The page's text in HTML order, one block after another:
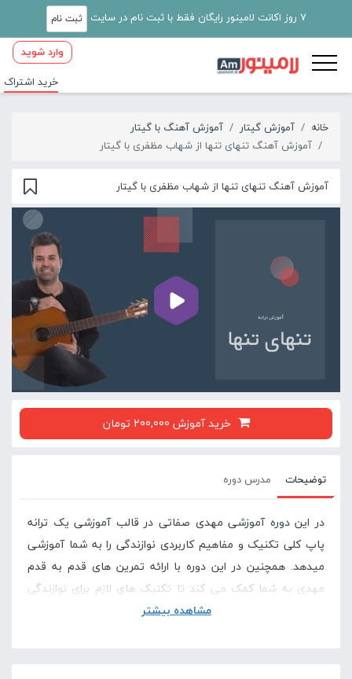
7 روز اکانت لامینور رایگان فقط با ثبت نام در سایت ثبت نام
وارد شوید
خرید اشتراک
خانه آموزش گیتار
آموزش آهنگ با گیتار
آموزش آهنگ تنهای تنها از شهاب مظفری با گیتار
آموزش آهنگ تنهای تنها از شهاب مظفری با گیتار
00:00
خرید آموزش 200,000 تومان
توضیحات مدرس دوره
در این دوره آموزشی مهدی صفاتی در قالب آموزشی یک ترانه
پاپ کلی تکنیک و مفاهیم کاربردی نوازندگی را به شما آموزشی
میدهد. همچنین در این دوره با ارائه تمرین های قدم به قدم
مهدی به شما کمک می کند تا تکنیک های لازم برای نوازندگی
ریتم را به خوبی یاد بگیرید.مشاهده بیشتر